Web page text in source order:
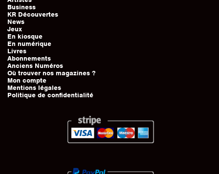
Business
KR Découvertes
News
Jeux
En kiosque
En numérique
Livres
Abonnements
Anciens Numéros
Où trouver nos magazines ?
Mon compte
Mentions légales
Politique de confidentialité